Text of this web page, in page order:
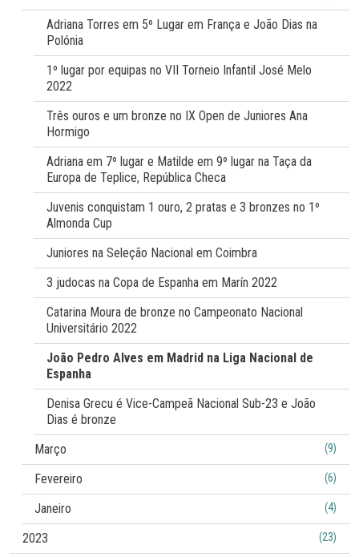
Adriana Torres em 5º Lugar em França e João Dias na
Polónia
1º lugar por equipas no VII Torneio Infantil José Melo
2022
Três ouros e um bronze no IX Open de Juniores Ana
Hormigo
Adriana em 7º lugar e Matilde em 9º lugar na Taça da
Europa de Teplice, República Checa
Juvenis conquistam 1 ouro, 2 pratas e 3 bronzes no 1º
Almonda Cup
Juniores na Seleção Nacional em Coimbra
3 judocas na Copa de Espanha em Marín 2022
Catarina Moura de bronze no Campeonato Nacional
Universitário 2022
João Pedro Alves em Madrid na Liga Nacional de
Espanha
Denisa Grecu é Vice-Campeã Nacional Sub-23 e João
Dias é bronze
Março
(9)
Fevereiro (6)
Janeiro (4)
2023 (23)